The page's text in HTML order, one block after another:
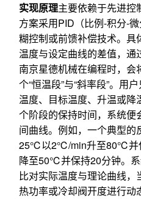
实现原理主要依赖于先进控
方案采用PID（比例-积分-
糊控制或前馈补偿技术。
温度与设定曲线的差值，通
南京星德机械在编程时，
个“恒温段”与“斜率段”。用
温度、目标温度、升温或
个阶段的保持时间，系统便
间曲线。例如，一个典型的
25℃以2℃/min升至80℃并
降至50℃并保持20分钟。
比对实际温度与理论曲线
热功率或冷却阀开度进行动